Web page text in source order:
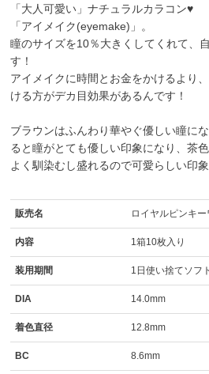
「大人可愛い」ナチュラルカラコン♥
「アイメイク(eyemake)」。
瞳のサイズを10％大きくしてくれて、
す！
アイメイクに時間とお金をかけるより
ける方がデカ目効果があるんです！
ブラウンはふんわり華やぐ優しい瞳に
ると瞳がとても優しい印象になり、茶
よく馴染むし盛れるので可愛らしい印象
販売名 ロイヤルピンキー
内容 1箱10枚入り
装用期間 1日使い捨てソフ
DIA 14.0mm
着色直径 12.8mm
BC 8.6mm